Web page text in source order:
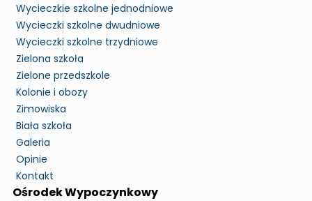
Wycieczkie szkolne jednodniowe
Wycieczki szkolne dwudniowe
Wycieczki szkolne trzydniowe
Zielona szkoła
Zielone przedszkole
Kolonie i obozy
Zimowiska
Biała szkoła
Galeria
Opinie
Kontakt
Ośrodek Wypoczynkowy